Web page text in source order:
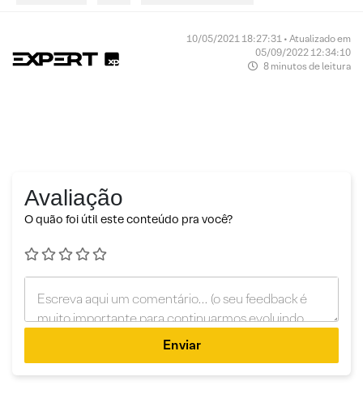
10/05/2021 18:27:31 • Atualizado em
05/09/2022 12:34:10
8 minutos de leitura
Avaliação
O quão foi útil este conteúdo pra você?
Enviar